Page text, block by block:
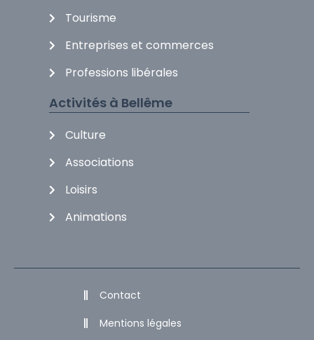
Tourisme
Entreprises et commerces
Professions libérales
Activités à Bellême
Culture
Associations
Loisirs
Animations
Contact
Mentions légales